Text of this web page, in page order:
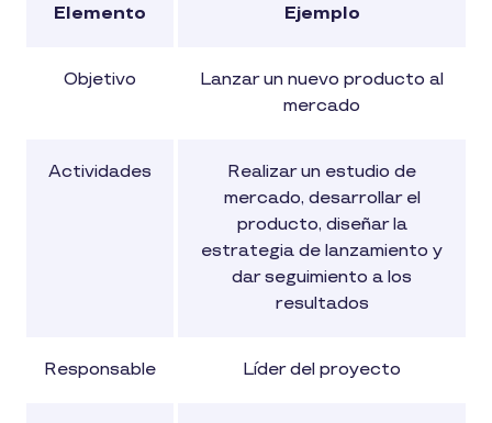
Elemento Ejemplo
Objetivo
Lanzar un nuevo producto al
mercado
Actividades
Realizar un estudio de
mercado, desarrollar el
producto, diseñar la
estrategia de lanzamiento y
dar seguimiento a los
resultados
Responsable Líder del proyecto